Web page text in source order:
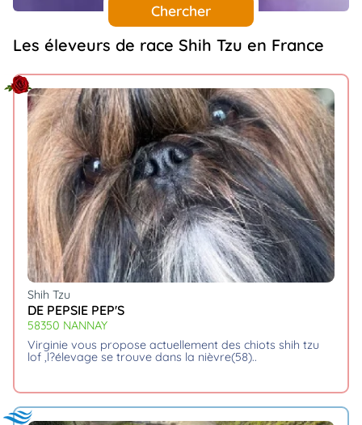
Chiens
Services
Assurances
Connexion
Chercher
Les éleveurs de race Shih Tzu en France
Shih Tzu
DE PEPSIE PEP'S
58350 NANNAY
virginie vous propose actuellement des chiots shih tzu
lof ,l?élevage se trouve dans la nièvre(58)